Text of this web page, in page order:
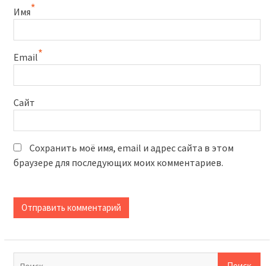
Имя*
Email*
Сайт
Сохранить моё имя, email и адрес сайта в этом
браузере для последующих моих комментариев.